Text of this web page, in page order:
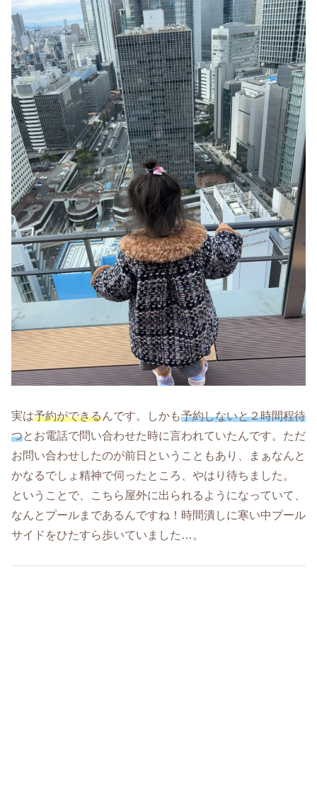
実は予約ができるんです。しかも予約しないと２時間程待
つとお電話で問い合わせた時に言われていたんです。ただ
お問い合わせしたのが前日ということもあり、まぁなんと
かなるでしょ精神で伺ったところ、やはり待ちました。
ということで、こちら屋外に出られるようになっていて、
なんとプールまであるんですね！時間潰しに寒い中プール
サイドをひたすら歩いていました…。